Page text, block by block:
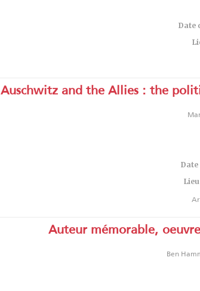
Date
Auschwitz and the Allies : the
Date
Auteur mémorable,
Ben